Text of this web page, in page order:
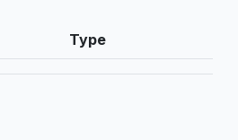
Type